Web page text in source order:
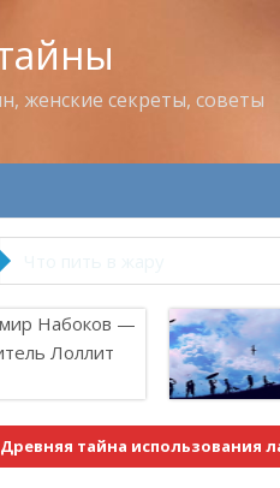
женские секреты, советы
Набоков —
Лоллит
Древняя тайна использования